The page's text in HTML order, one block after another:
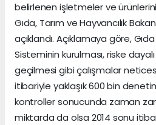
belirlenen işletmeler ve
Gıda, Tarım ve Hayvancılık
açıklandı. Açıklamaya göre,
Sisteminin kurulması, riske
geçilmesi gibi çalışmalar
itibariyle yaklaşık 600 bin
kontroller sonucunda zaman
miktarda da olsa 2014 sonu